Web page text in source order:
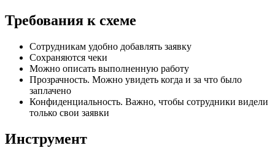
Требования к схеме
Сотрудникам удобно добавлять заявку
Сохраняются чеки
Можно описать выполненную работу
Прозрачность. Можно увидеть когда и за что было
заплачено
Конфиденциальность. Важно, чтобы сотрудники видели
только свои заявки
Инструмент